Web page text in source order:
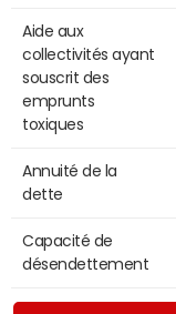
Aide aux
collectivités ayant
souscrit des
emprunts
toxiques
Annuité de la
dette
Capacité de
désendettement